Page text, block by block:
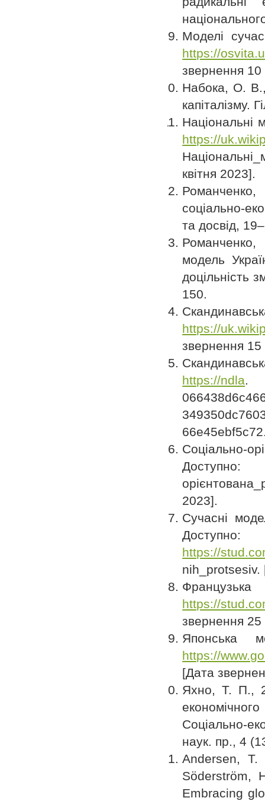
Моделі
https://
звернення 10
Набока, О. В.,
капіталізму.
Національні
https://
квітня 2023].
соціально-
та досвід,
модель
доцільність
150.
https://
звернення 15
https://ndla.
Соціально-
2023].
Сучасні
Доступно:
https://
nih_protsesiv.
https://
звернення 25
Японська
https://
[Дата
Яхно, Т. П.,
Соціально-
наук. пр., 4
Andersen,
Söderström,
Embracing